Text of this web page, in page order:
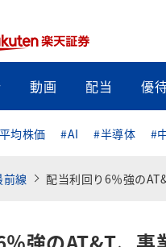
動画 配当 優
均株価 #AI #半導体 #
線 配当利回り6％強の